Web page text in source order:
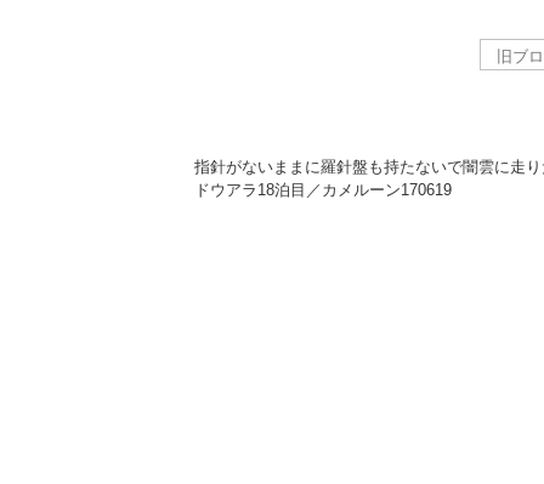
指針がないままに羅針盤も持たないで闇雲に走
ドウアラ18泊目／カメルーン170619